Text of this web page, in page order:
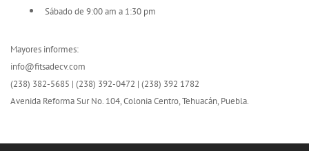
Sábado de 9:00 am a 1:30 pm
Mayores informes:
​info@fitsadecv.com
(238) 382-5685 | (238) 392-0472 | (238) 392 1782
Avenida Reforma Sur No. 104, Colonia Centro, Tehuacán, Puebla.